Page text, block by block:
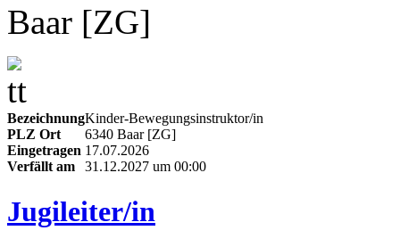
Baar [ZG]
BezeichnungKinder‑Bewegungsinstruktor/in
PLZ Ort
6340 Baar [ZG]
Eingetragen 17.07.2026
Verfällt am
31.12.2027 um 00:00
Jugileiter/in